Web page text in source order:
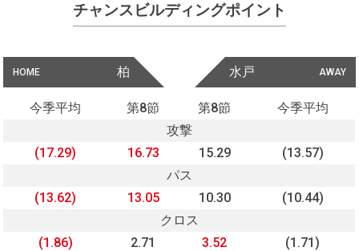
チャンスビルディングポイント
HOME 柏 AWAY
水戸
今季平均 第8節 第8節
今季平均
攻撃
(17.29)
16.73 15.29
(13.57)
パス
(13.62)
13.05 10.30
(10.44)
クロス
(1.86)
2.71 3.52
(1.71)